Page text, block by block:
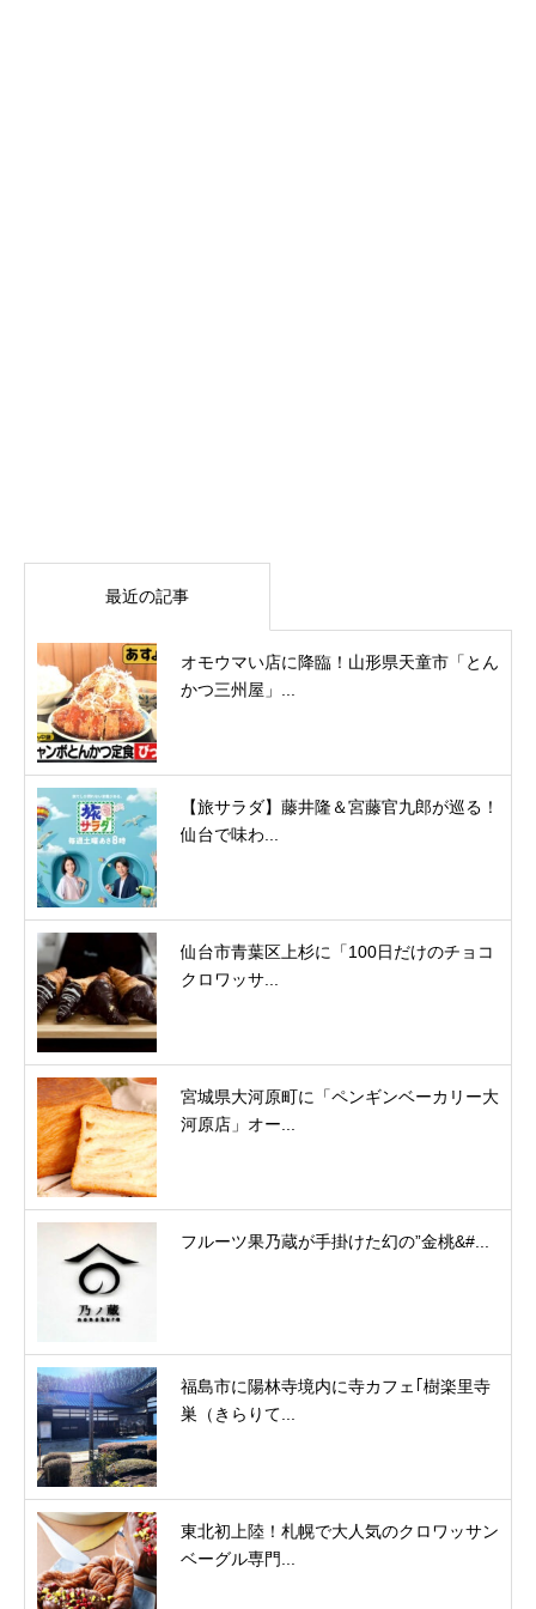
最近の記事
オモウマい店に降臨！山形県天童市「とん
かつ三州屋」...
【旅サラダ】藤井隆＆宮藤官九郎が巡る！
仙台で味わ...
仙台市青葉区上杉に「100日だけのチョコ
クロワッサ...
宮城県大河原町に「ペンギンベーカリー大
河原店」オー...
フルーツ果乃蔵が手掛けた幻の”金桃&#...
福島市に陽林寺境内に寺カフェ｢樹楽里寺
巣（きらりて...
東北初上陸！札幌で大人気のクロワッサン
ベーグル専門...